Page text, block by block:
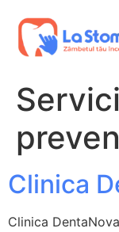
Clinica
Clinica